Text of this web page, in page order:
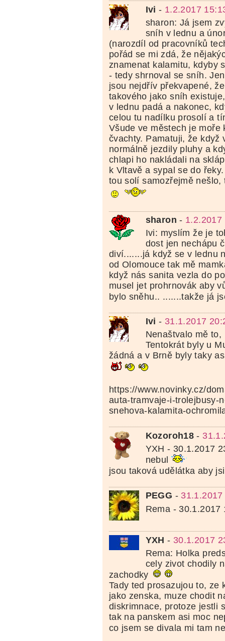
Ivi - 1.2.2017
sharon: Já jsem
sníh v lednu a
(narozdíl od pracovníků
pořád se mi zdá, že
znamenat kalamitu, kdyby
- tedy shrnoval se sníh.
jsou nejdřív překvapené,
takového jako sníh
v lednu padá a nakonec,
celou tu nadílku prosolí a
Všude ve městech je moře
čvachty. Pamatuji, že když
normálně jezdily pluhy a
chlapi ho nakládali na
k Vltavě a sypal se do
tou solí samozřejmě nešlo,
sharon - 1.2.2017
Ivi: myslím že je
dost jen nechápu
diví.......já když se v lednu
od Olomouce tak mě
když nás sanita vezla do
musel jet prohrnovák aby
bylo sněhu.. .......takže já
Ivi - 31.1.2017
Nenaštvalo mě
Tentokrát byly u
žádná a v Brně byly taky
https://www.novinky.cz/
auta-tramvaje-i-trolejbusy-
snehova-kalamita-
Kozoroh18 -
YXH - 30.1.2017
nebul
jsou taková udělátka aby
PEGG -
Rema - 30.1.2017
YXH - 30.1.2017
Rema: Holka
cely zivot chodily
zachodky
Tady ted prosazujou to, ze
jako zenska, muze chodit
diskrimnace, protoze jestli
tak na panskem asi moc
co jsem se divala mi tam